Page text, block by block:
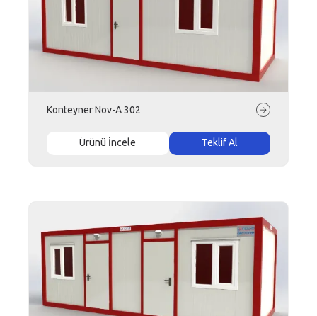
Konteyner Nov-A 302
Ürünü İncele Teklif Al